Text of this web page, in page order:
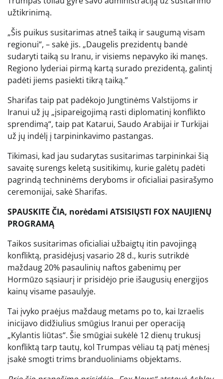
užtikrinimą.
„Šis puikus susitarimas atneš taiką ir saugumą visam
regionui“, – sakė jis. „Daugelis prezidentų bandė
sudaryti taiką su Iranu, ir visiems nepavyko iki manęs.
Regiono lyderiai pirmą kartą surado prezidentą, galintį
padėti jiems pasiekti tikrą taiką.”
Sharifas taip pat padėkojo Jungtinėms Valstijoms ir
Iranui už jų „įsipareigojimą rasti diplomatinį konflikto
sprendimą“, taip pat Katarui, Saudo Arabijai ir Turkijai
už jų indėlį į tarpininkavimo pastangas.
Tikimasi, kad jau sudarytas susitarimas tarpininkai šią
savaitę surengs keletą susitikimų, kurie galėtų padėti
pagrindą techninėms deryboms ir oficialiai pasirašymo
ceremonijai, sakė Sharifas.
SPAUSKITE ČIA, norėdami ATSISIŲSTI FOX NAUJIENŲ
PROGRAMĄ
Taikos susitarimas oficialiai užbaigtų itin pavojingą
konfliktą, prasidėjusį vasario 28 d., kuris sutrikdė
maždaug 20% ​​pasaulinių naftos gabenimų per
Hormūzo sąsiaurį ir prisidėjo prie išaugusių energijos
kainų visame pasaulyje.
Tai įvyko praėjus maždaug metams po to, kai Izraelis
inicijavo didžiulius smūgius Iranui per operaciją
„Kylantis liūtas“. Šie smūgiai sukėlė 12 dienų trukusį
konfliktą tarp tautų, kol Trumpas vėliau tą patį mėnesį
įsakė smogti trims branduoliniams objektams.